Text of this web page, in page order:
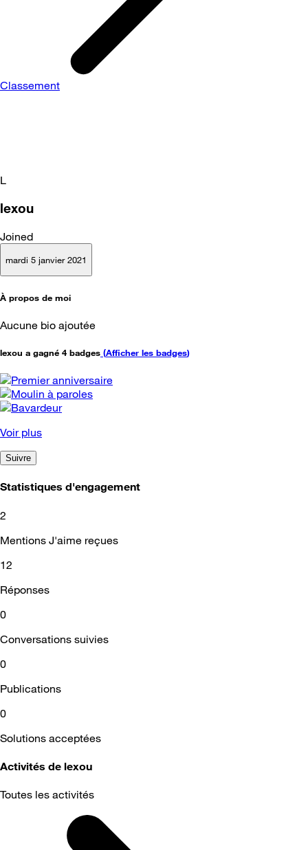
Classement
L
lexou
Joined
mardi 5 janvier 2021
À propos de moi
Aucune bio ajoutée
lexou a gagné 4 badges (Afficher les badges)
Voir plus
Suivre
Statistiques d'engagement
2
Mentions J'aime reçues
12
Réponses
0
Conversations suivies
0
Publications
0
Solutions acceptées
Activités de lexou
Toutes les activités